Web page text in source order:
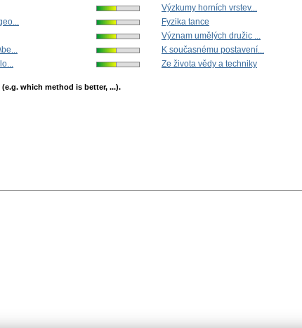
Výzkumy horních vrstev...
Fyzika tance
Význam umělých družic ...
K současnému postavení...
Ze života vědy a techniky
which method is better, ...).